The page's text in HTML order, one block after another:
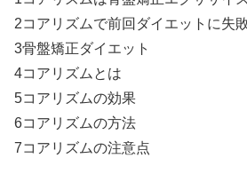
2コアリズムで前回ダイエットに失
3骨盤矯正ダイエット
4コアリズムとは
5コアリズムの効果
6コアリズムの方法
7コアリズムの注意点